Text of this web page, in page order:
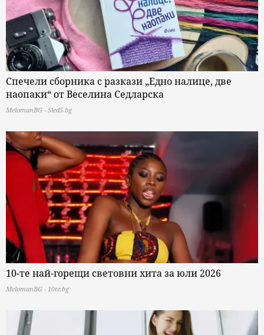
Спечели сборника с разкази „Едно налице, две
наопаки“ от Веселина Седларска
MelomanBG - Sled5.bg
10-те най-горещи световни хита за юли 2026
MelomanBG - 10te.bg